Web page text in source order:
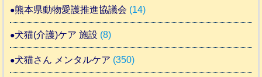
熊本県動物愛護推進協議会 (14)
犬猫(介護)ケア 施設 (8)
犬猫さん メンタルケア (350)